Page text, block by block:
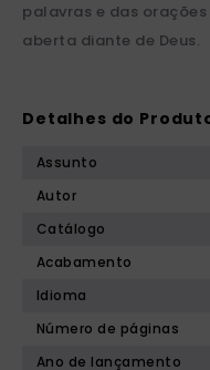
palavras e das
aberta diante de Deus.
Detalhes do
Assunto
Autor
Catálogo
Acabamento
Idioma
Número de páginas
Ano de lançamento